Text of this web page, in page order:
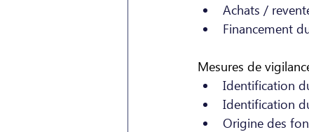
Achats /
Financement
Mesures de
Identification
Identification
Origine des